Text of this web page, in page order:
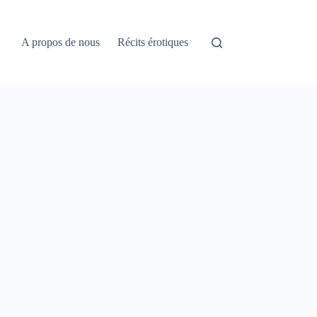
A propos de nous Récits érotiques